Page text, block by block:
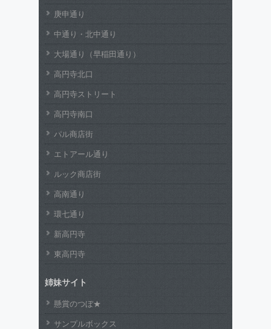
庚申通り
中通り・北中通り
大場通り（早稲田通り）
高円寺北口
高円寺ストリート
高円寺南口
パル商店街
エトアール通り
ルック商店街
高南通り
環七通り
新高円寺
東高円寺
姉妹サイト
懸賞のつぼ★
サンプルボックス